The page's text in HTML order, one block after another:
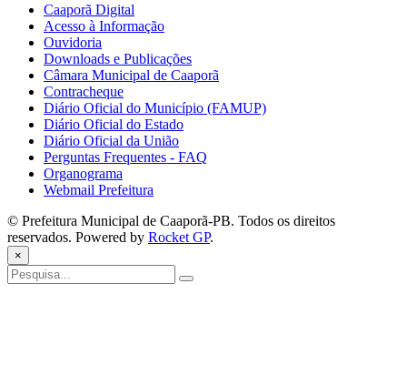
Caaporã Digital
Acesso à Informação
Ouvidoria
Downloads e Publicações
Câmara Municipal de Caaporã
Contracheque
Diário Oficial do Município (FAMUP)
Diário Oficial do Estado
Diário Oficial da União
Perguntas Frequentes - FAQ
Organograma
Webmail Prefeitura
© Prefeitura Municipal de Caaporã-PB. Todos os direitos
reservados. Powered by Rocket GP.
×